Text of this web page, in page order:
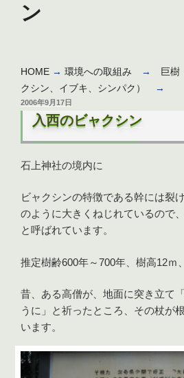
ン
HOME → 環境への取組み → 巨樹
クシン、イブキ、シンパク）
→
投
2006年9月17日
入西のビャクシン
石上神社の境内に
ビャクシンの特徴である幹には裂
のように大きくねじれているので
と呼ばれています。
推定樹齢600年～700年、樹高12ｍ
昔、ある高僧が、地面に突き立て
うに」と祈ったところ、その杖が
います。